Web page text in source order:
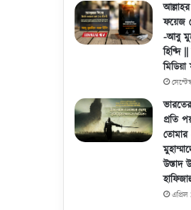
ফয়েজ
-আবু
হিণ্দি
প্রতি
তোমার
উস্তাদ